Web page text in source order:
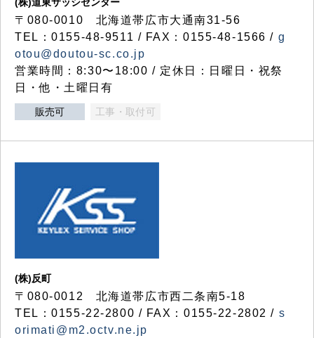
〒080-0010 北海道帯広市大通南31-56
TEL：0155-48-9511 / FAX：0155-48-1566 / g
otou@doutou-sc.co.jp
営業時間：8:30〜18:00 / 定休日：日曜日・祝祭
日・他・土曜日有
販売可 工事・取付可
(株)反町
〒080-0012 北海道帯広市西二条南5-18
TEL：0155-22-2800 / FAX：0155-22-2802 / s
orimati@m2.octv.ne.jp